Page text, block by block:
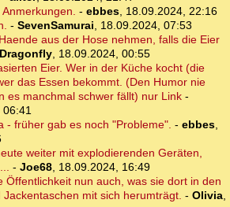
- ebbes, 18.09.2024, 22:16
- SevenSamurai, 18.09.2024, 07:53
aus der Hose nehmen, falls die Eier
Dragonfly, 18.09.2024, 00:55
Eier. Wer in der Küche kocht (die
das Essen bekommt. (Den Humor nie
es manchmal schwer fällt) nur Link -
06:41
- früher gab es noch "Probleme". - ebbes,
weiter mit explodierenden Geräten,
- Joe68, 18.09.2024, 16:49
Öffentlichkeit nun auch, was sie dort in den
mit sich herumträgt. - Olivia,